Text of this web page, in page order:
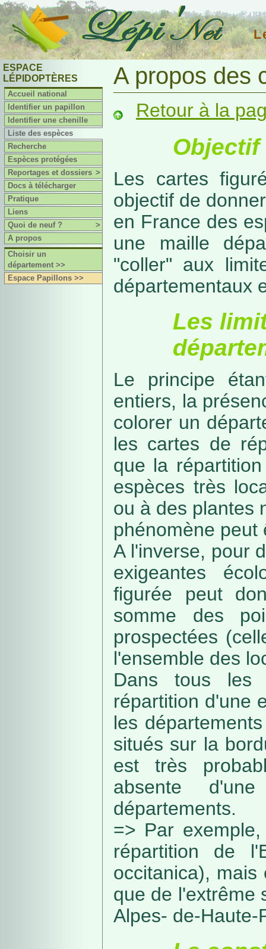
ESPACE
LÉPIDOPTÈRES
Accueil national
Identifier un papillon
Identifier une chenille
Liste des espèces
Recherche
Espèces protégées
Reportages et dossiers >
Docs à télécharger
Pratique
Liens
Quoi de neuf ?
>
A propos
Choisir un
département >>
Espace Papillons >>
A propos des
Retour à la
Objectif
Les cartes
objectif de
en France des
une maille
"coller" aux
départementaux
Les
Le principe
entiers, la
colorer un
les cartes de
que la
espèces très
ou à des plantes
phénomène peut
A l'inverse, pour
exigeantes
figurée peut
somme des
prospectées
l'ensemble des
Dans tous les
répartition d'une
les
situés sur la
est très
absente
départements.
=> Par
répartition de
occitanica),
que de l'extrême
Alpes- de-Haute-